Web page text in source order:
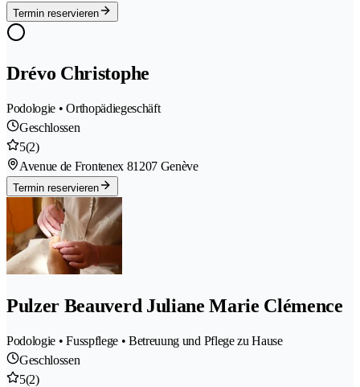
Termin reservieren
Drévo Christophe
Podologie • Orthopädiegeschäft
Geschlossen
5(2)
Avenue de Frontenex 81207 Genève
Termin reservieren
Pulzer Beauverd Juliane Marie Clémence
Podologie • Fusspflege • Betreuung und Pflege zu Hause
Geschlossen
5(2)